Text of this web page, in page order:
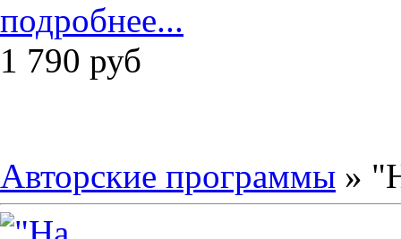
подробнее...
1 790 руб
Авторские программы »